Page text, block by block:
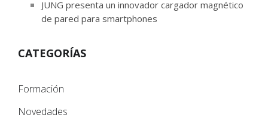
JUNG presenta un innovador cargador magnético
de pared para smartphones
CATEGORÍAS
Formación
Novedades